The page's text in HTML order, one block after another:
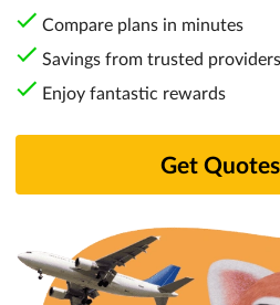
Compare plans in minutes
Savings from trusted providers
Enjoy fantastic rewards
Get